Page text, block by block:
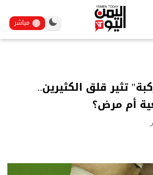
مباشر
تثير قلق الكثيرين..
أم مرض؟